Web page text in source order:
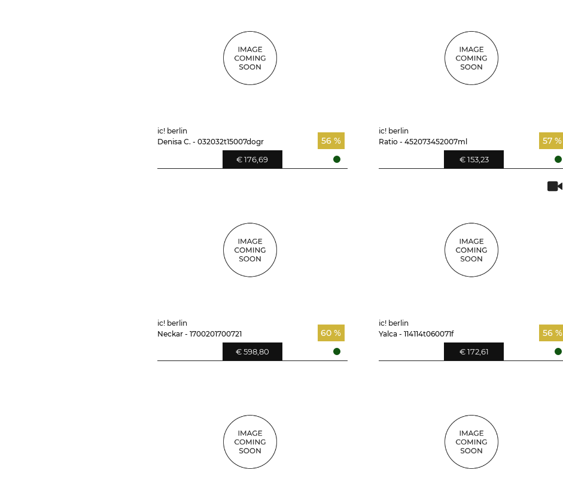
ic! berlin
Denisa C. - 032032t15007dogr
56 %
€ 176,69
ic! berlin
Ratio - 452073452007ml
57 %
€ 153,23
ic! berlin
Neckar - 1700201700721
60 %
€ 598,80
ic! berlin
Yalca - 114114t060071f
56 %
€ 172,61